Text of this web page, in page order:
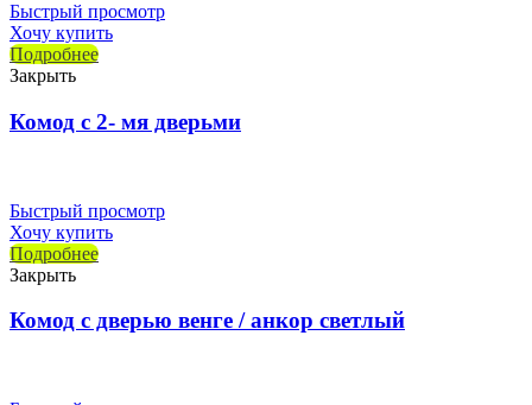
Быстрый просмотр
Хочу купить
Подробнее
Закрыть
Комод с 2- мя дверьми
Быстрый просмотр
Хочу купить
Подробнее
Закрыть
Комод с дверью венге / анкор светлый